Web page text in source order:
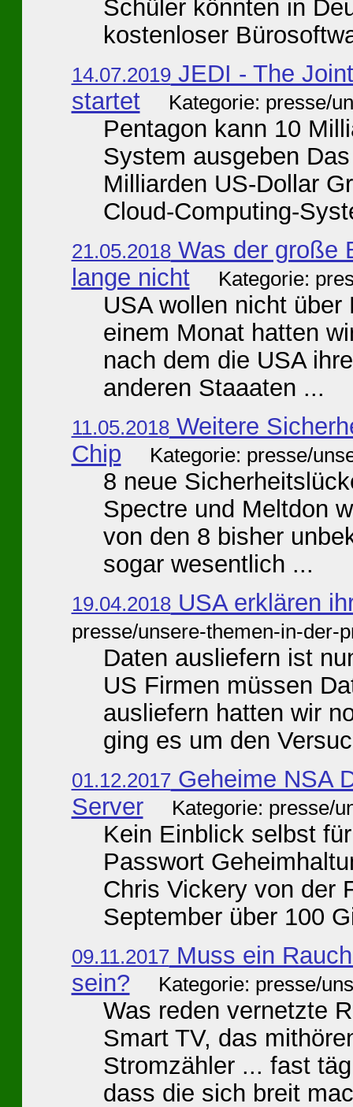
Schüler könnten in
kostenloser
14.07.2019JEDI - The
startet
Kategorie: presse/
Pentagon kann 10
System ausgeben
Milliarden US-Dollar
Cloud-Computing-
21.05.2018Was der große
lange nicht
Kategorie:
USA wollen nicht
einem Monat hatten
nach dem die USA
anderen Staaaten ...
11.05.2018Weitere
Chip
Kategorie: presse/
8 neue
Spectre und Meltdon
von den 8 bisher
sogar wesentlich ...
19.04.2018USA erklären
presse/unsere-themen-in-der-
Daten ausliefern ist
US Firmen müssen
ausliefern hatten wir
ging es um den
01.12.2017Geheime NSA
Server
Kategorie: presse/
Kein Einblick selbst
Passwort
Chris Vickery von der
September über 100
09.11.2017Muss ein
sein?
Kategorie: presse/
Was reden vernetzte
Smart TV, das
Stromzähler ... fast
dass die sich breit